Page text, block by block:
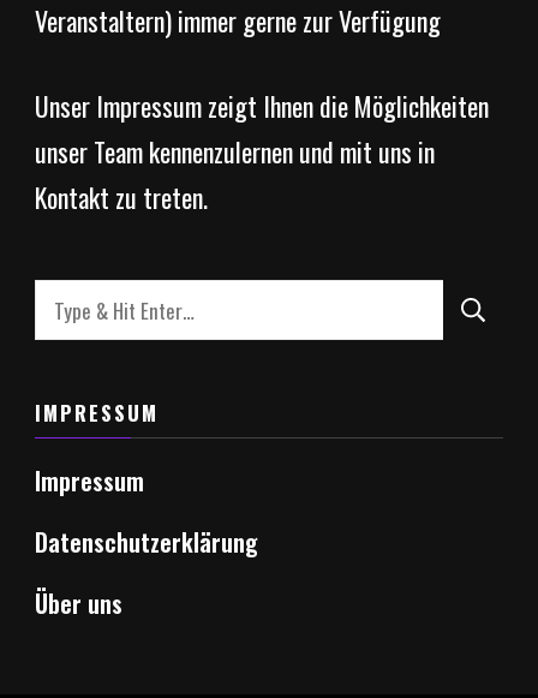
Veranstaltern) immer gerne zur Verfügung
Unser Impressum zeigt Ihnen die Möglichkeiten
unser Team kennenzulernen und mit uns in
Kontakt zu treten.
Looking
for
IMPRESSUM
Impressum
Datenschutzerklärung
Über uns